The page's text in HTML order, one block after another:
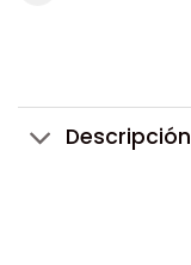
Descripción